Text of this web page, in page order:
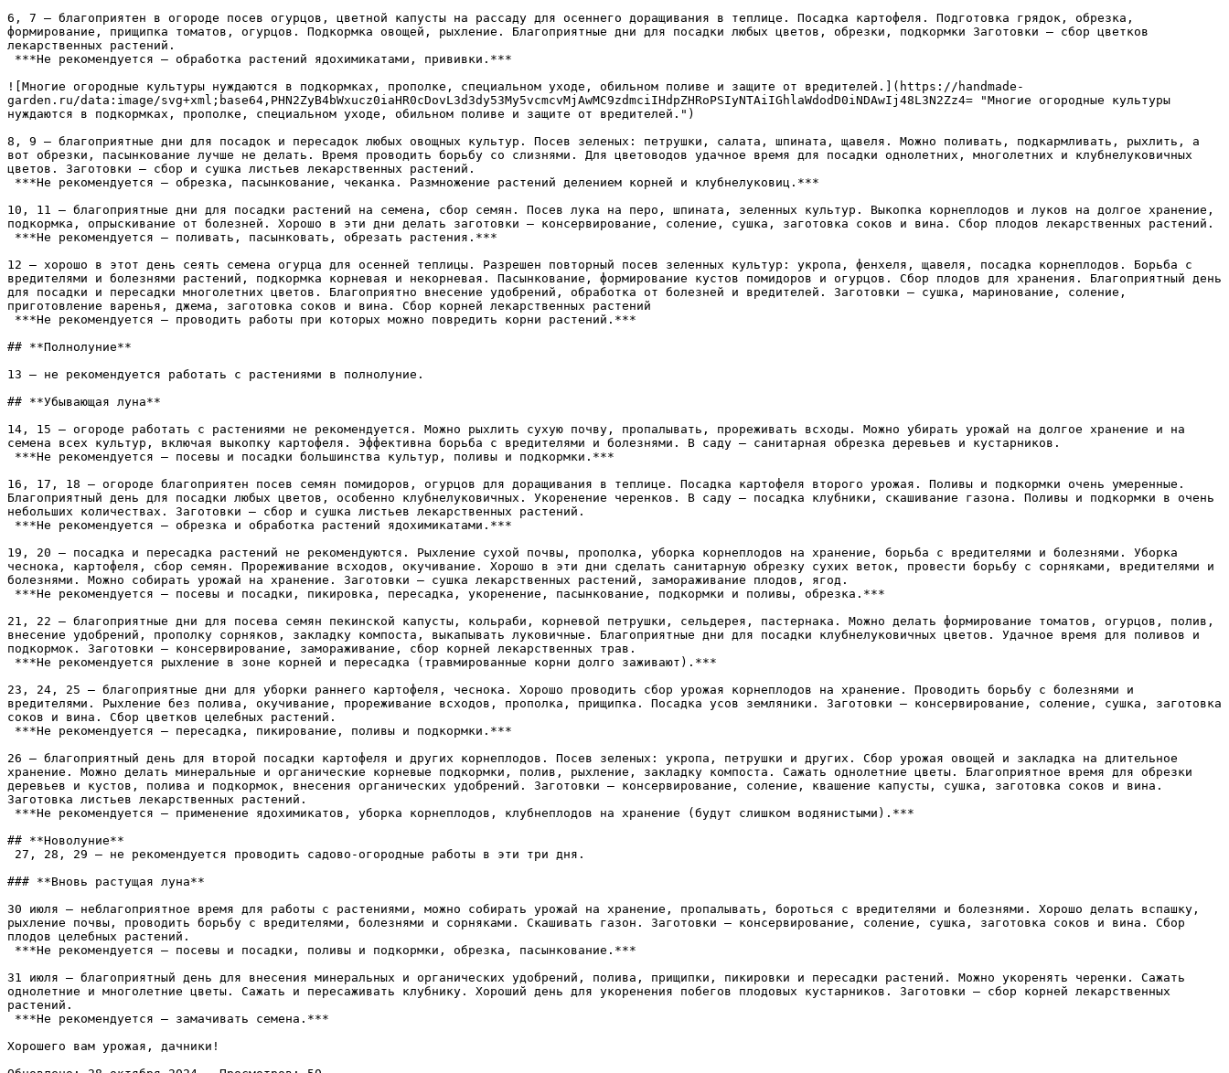
6, 7 — благоприятен в огороде посев огурцов, цветной капусты на рассаду для осеннего доращивания в теплице. Посадка картофеля. Подготовка грядок, обрезка,
формирование, прищипка томатов, огурцов. Подкормка овощей, рыхление. Благоприятные дни для посадки любых цветов, обрезки, подкормки Заготовки — сбор цветков
лекарственных растений.
![Многие огородные культуры нуждаются в подкормках, прополке, специальном уходе, обильном поливе и защите от вредителей.](https://handmade-
garden.ru/data:image/svg+xml;base64,PHN2ZyB4bWxucz0iaHR0cDovL3d3dy53My5vcmcvMjAwMC9zdmciIHdpZHRoPSIyNTAiIGhlaWdodD0iNDAwIj48L3N2Zz4= "Многие огородные культуры
нуждаются в подкормках, прополке, специальном уходе, обильном поливе и защите от вредителей.")
8, 9 — благоприятные дни для посадок и пересадок любых овощных культур. Посев зеленых: петрушки, салата, шпината, щавеля. Можно поливать, подкармливать, рыхлить, а
вот обрезки, пасынкование лучше не делать. Время проводить борьбу со слизнями. Для цветоводов удачное время для посадки однолетних, многолетних и клубнелуковичных
цветов. Заготовки — сбор и сушка листьев лекарственных растений.
10, 11 — благоприятные дни для посадки растений на семена, сбор семян. Посев лука на перо, шпината, зеленных культур. Выкопка корнеплодов и луков на долгое хранение,
подкормка, опрыскивание от болезней. Хорошо в эти дни делать заготовки — консервирование, соление, сушка, заготовка соков и вина. Сбор плодов лекарственных растений.
12 — хорошо в этот день сеять семена огурца для осенней теплицы. Разрешен повторный посев зеленных культур: укропа, фенхеля, щавеля, посадка корнеплодов. Борьба с
вредителями и болезнями растений, подкормка корневая и некорневая. Пасынкование, формирование кустов помидоров и огурцов. Сбор плодов для хранения. Благоприятный день
для посадки и пересадки многолетних цветов. Благоприятно внесение удобрений, обработка от болезней и вредителей. Заготовки — сушка, маринование, соление,
приготовление варенья, джема, заготовка соков и вина. Сбор корней лекарственных растений
## **Полнолуние**
13 — не рекомендуется работать с растениями в полнолуние.
## **Убывающая луна**
14, 15 — огороде работать с растениями не рекомендуется. Можно рыхлить сухую почву, пропалывать, прореживать всходы. Можно убирать урожай на долгое хранение и на
семена всех культур, включая выкопку картофеля. Эффективна борьба с вредителями и болезнями. В саду — санитарная обрезка деревьев и кустарников.
16, 17, 18 — огороде благоприятен посев семян помидоров, огурцов для доращивания в теплице. Посадка картофеля второго урожая. Поливы и подкормки очень умеренные.
Благоприятный день для посадки любых цветов, особенно клубнелуковичных. Укоренение черенков. В саду — посадка клубники, скашивание газона. Поливы и подкормки в очень
небольших количествах. Заготовки — сбор и сушка листьев лекарственных растений.
19, 20 — посадка и пересадка растений не рекомендуются. Рыхление сухой почвы, прополка, уборка корнеплодов на хранение, борьба с вредителями и болезнями. Уборка
чеснока, картофеля, сбор семян. Прореживание всходов, окучивание. Хорошо в эти дни сделать санитарную обрезку сухих веток, провести борьбу с сорняками, вредителями и
болезнями. Можно собирать урожай на хранение. Заготовки — сушка лекарственных растений, замораживание плодов, ягод.
21, 22 — благоприятные дни для посева семян пекинской капусты, кольраби, корневой петрушки, сельдерея, пастернака. Можно делать формирование томатов, огурцов, полив,
внесение удобрений, прополку сорняков, закладку компоста, выкапывать луковичные. Благоприятные дни для посадки клубнелуковичных цветов. Удачное время для поливов и
подкормок. Заготовки — консервирование, замораживание, сбор корней лекарственных трав.
23, 24, 25 — благоприятные дни для уборки раннего картофеля, чеснока. Хорошо проводить сбор урожая корнеплодов на хранение. Проводить борьбу с болезнями и
вредителями. Рыхление без полива, окучивание, прореживание всходов, прополка, прищипка. Посадка усов земляники. Заготовки — консервирование, соление, сушка, заготовка
соков и вина. Сбор цветков целебных растений.
26 — благоприятный день для второй посадки картофеля и других корнеплодов. Посев зеленых: укропа, петрушки и других. Сбор урожая овощей и закладка на длительное
хранение. Можно делать минеральные и органические корневые подкормки, полив, рыхление, закладку компоста. Сажать однолетние цветы. Благоприятное время для обрезки
деревьев и кустов, полива и подкормок, внесения органических удобрений. Заготовки — консервирование, соление, квашение капусты, сушка, заготовка соков и вина.
Заготовка листьев лекарственных растений.
## **Новолуние**
### **Вновь растущая луна**
30 июля — неблагоприятное время для работы с растениями, можно собирать урожай на хранение, пропалывать, бороться с вредителями и болезнями. Хорошо делать вспашку,
рыхление почвы, проводить борьбу с вредителями, болезнями и сорняками. Скашивать газон. Заготовки — консервирование, соление, сушка, заготовка соков и вина. Сбор
плодов целебных растений.
31 июля — благоприятный день для внесения минеральных и органических удобрений, полива, прищипки, пикировки и пересадки растений. Можно укоренять черенки. Сажать
однолетние и многолетние цветы. Сажать и пересаживать клубнику. Хороший день для укоренения побегов плодовых кустарников. Заготовки — сбор корней лекарственных
растений.
Хорошего вам урожая, дачники!